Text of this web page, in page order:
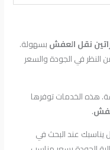
نقل العفشبسهولة.
النظر في الجودة والسعر
هذه الخدمات توفرها
.
يناسبك عند البحث في